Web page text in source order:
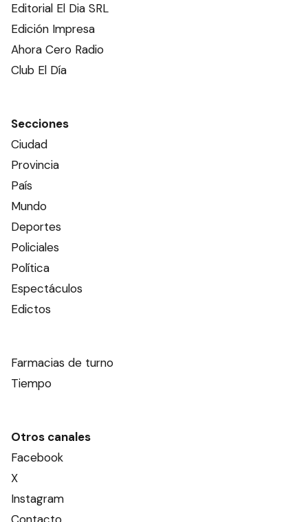
Editorial El Dia SRL
Edición Impresa
Ahora Cero Radio
Club El Día
Secciones
Ciudad
Provincia
País
Mundo
Deportes
Policiales
Política
Espectáculos
Edictos
Farmacias de turno
Tiempo
Otros canales
Facebook
X
Instagram